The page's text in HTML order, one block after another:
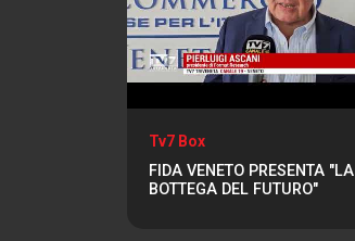
Tv7 Box
FIDA VENETO PRESENTA "LA
BOTTEGA DEL FUTURO"